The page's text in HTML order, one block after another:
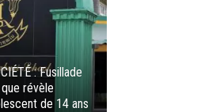
: Fusillade
révèle
de 14 ans